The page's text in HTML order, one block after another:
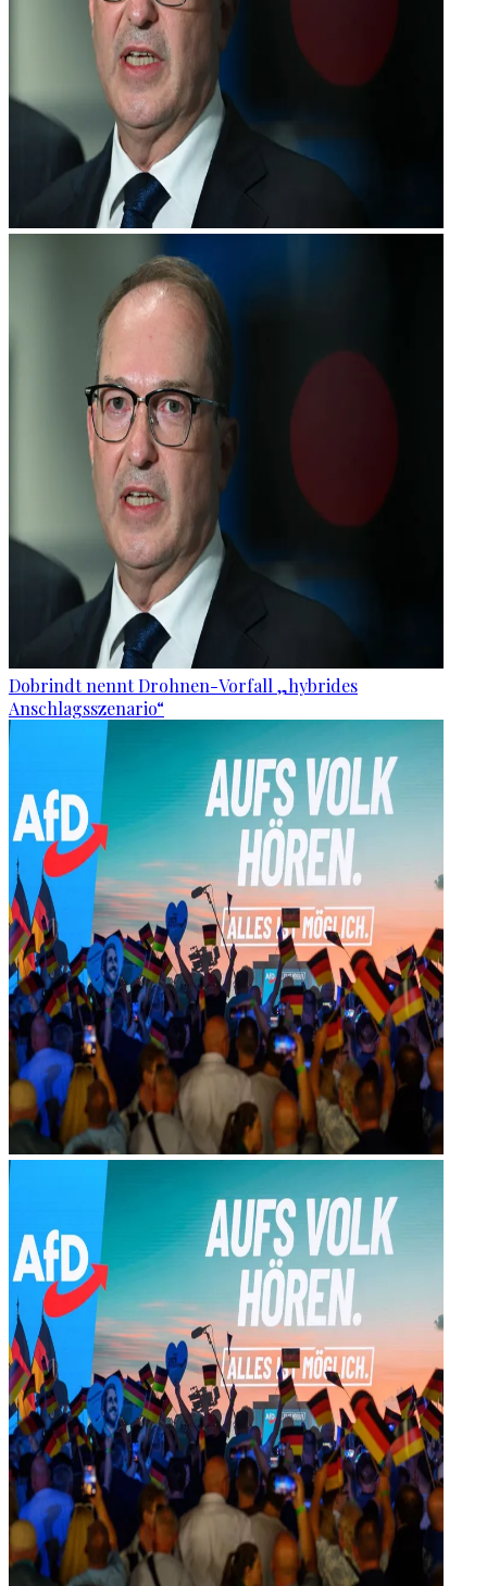
Dobrindt nennt Drohnen-Vorfall „hybrides
Anschlagsszenario“